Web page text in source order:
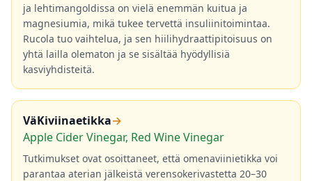
ja lehtimangoldissa on vielä enemmän kuitua ja
magnesiumia, mikä tukee tervettä insuliinitoimintaa.
Rucola tuo vaihtelua, ja sen hiilihydraattipitoisuus on
yhtä lailla olematon ja se sisältää hyödyllisiä
kasviyhdisteitä.
VäKiviinaetikka→
Apple Cider Vinegar, Red Wine Vinegar
Tutkimukset ovat osoittaneet, että omenaviinietikka voi
parantaa aterian jälkeistä verensokerivastetta 20–30